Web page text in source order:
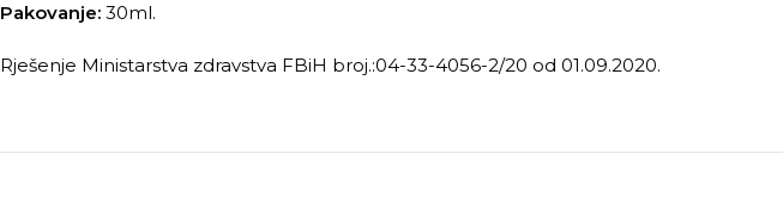
Pakovanje: 30ml.
Rješenje Ministarstva zdravstva FBiH broj.:04-33-4056-2/20 od 01.09.2020.